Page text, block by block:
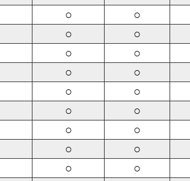
○ ○
○ ○
○ ○
○ ○
○ ○
○ ○
○ ○
○ ○
○ ○